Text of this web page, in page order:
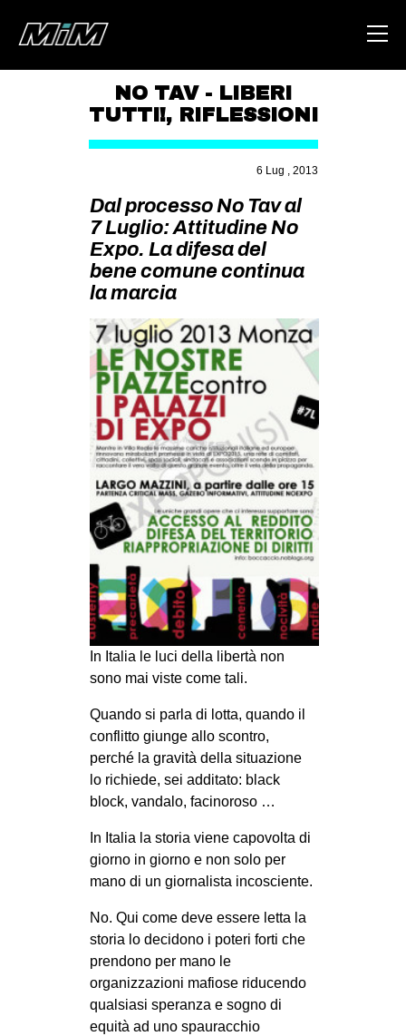
HOME
ABOUT
DEGENERAZIONE
GAZA FREESTYLE
CSOA LAMBRETTA
STUDENTI TSUNAMI
ZAM
MILANO
MOBILITAZIONI
SPAZI
SPORT POPOLARE
MOVIMENTI
AMBIENTE
ANTIFASCISMO
DIRITTO ALL’ABITARE
GENERI
PRECARIATO
REPRESSIONE
STUDENTI
CULTURE
ARTE
MANIFESTI
MUSICA
RECENSIONI
INTERNAZIONALE
NO TAV - LIBERI
TUTTI!, RIFLESSIONI
6 Lug , 2013
Dal processo No Tav al
7 Luglio: Attitudine No
Expo. La difesa del
bene comune continua
la marcia
In Italia le luci della libertà non
sono mai viste come tali.
Quando si parla di lotta, quando il
conflitto giunge allo scontro,
perché la gravità della situazione
lo richiede, sei additato: black
block, vandalo, facinoroso …
In Italia la storia viene capovolta di
giorno in giorno e non solo per
mano di un giornalista incosciente.
No. Qui come deve essere letta la
storia lo decidono i poteri forti che
prendono per mano le
organizzazioni mafiose riducendo
qualsiasi speranza e sogno di
equità ad uno spauracchio